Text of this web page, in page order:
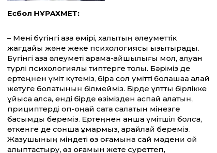
Есбол НҰРАХМЕТ:
– Мені бүгінгі қазақ өмірі, халықтың әлеу­­мет­тік
жағдайы және жеке психологиясы қызық­тырады.
Бүгінгі қазақ әлеуметі қарама-қайшылығы мол, алуан
түрлі психологиялық типтерге толы. Бәріміз де
ертеңнен үміт күтеміз, бірақ сол үмітті болашаққа қалай
жетуге бола­тынын білмейміз. Бір­де ұлттық бірлікке
ұйыса қалсақ, енді бірде өзі­мізден аспай қалатын,
прициптерді оп-оңай сата салатын мінезге
басымдық береміз. Ертеңнен қанша үмітшіл болсақ,
өткенге де сон­ша құмармыз, қарайлай береміз.
Жазушының мін­де­ті өз қоғамына сай мәдени ой
қалыптастыру, өз қоғамын же­те суреттеп,